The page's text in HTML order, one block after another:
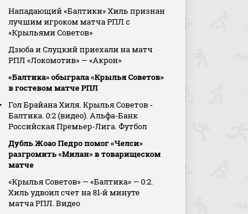
Нападающий «Балтики» Хиль признан
лучшим игроком матча РПЛ с
«Крыльями Советов»
Дзюба и Слуцкий приехали на матч
РПЛ «Локомотив» — «Акрон»
«Балтика» обыграла «Крылья Советов»
в гостевом матче РПЛ
Гол Брайана Хиля. Крылья Советов -
Балтика. 0:2 (видео). Альфа-Банк
Российская Премьер-Лига. Футбол
Дубль Жоао Педро помог «Челси»
разгромить «Милан» в товарищеском
матче
«Крылья Советов» — «Балтика» — 0:2.
Хиль удвоил счет на 81‑й минуте
матча РПЛ. Видео